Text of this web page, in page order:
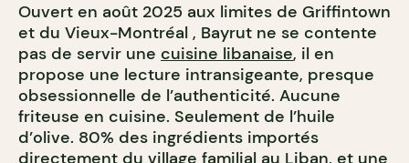
Ouvert en août 2025 aux limites de Griffintown
et du Vieux-Montréal , Bayrut ne se contente
pas de servir une cuisine libanaise, il en
propose une lecture intransigeante, presque
obsessionnelle de l’authenticité. Aucune
friteuse en cuisine. Seulement de l’huile
d’olive. 80% des ingrédients importés
directement du village familial au Liban, et une